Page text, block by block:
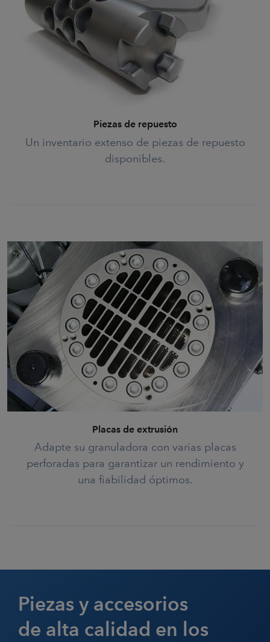
Piezas de repuesto
Un inventario extenso de piezas de repuesto
disponibles.
Placas de extrusión
Adapte su granuladora con varias placas
perforadas para garantizar un rendimiento y
una fiabilidad óptimos.
Piezas y accesorios
de alta calidad en los